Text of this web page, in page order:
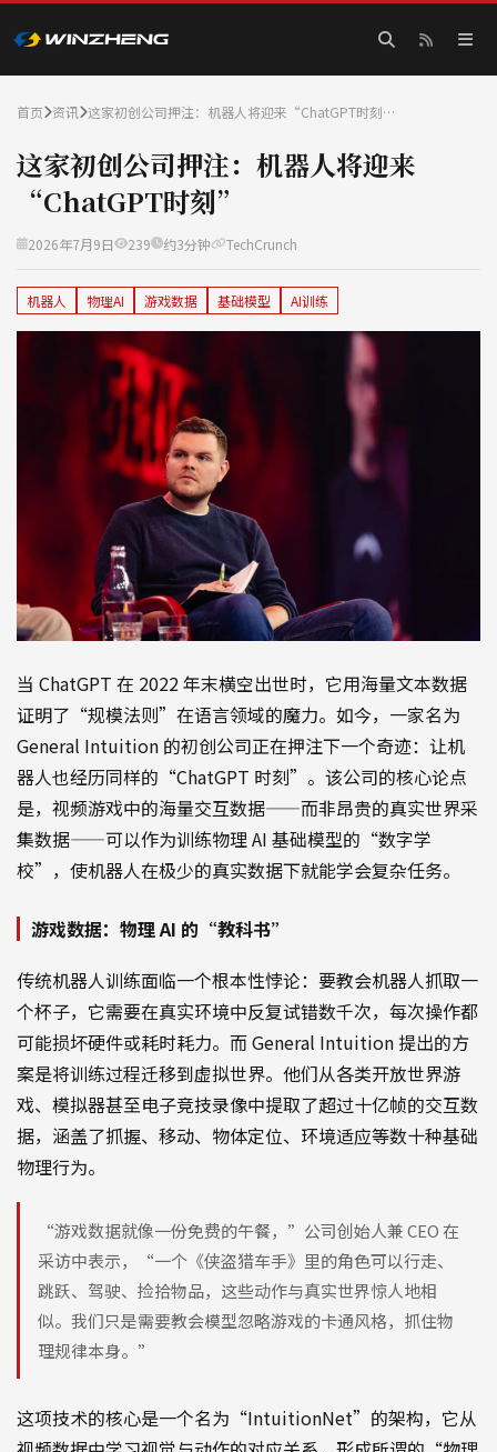
首页 资讯 这家初创公司押注：机器人将迎来“ChatGPT时刻…
这家初创公司押注：机器人将迎来
“ChatGPT时刻”
2026年7月9日 239 约3分钟 TechCrunch
机器人 物理AI 游戏数据 基础模型 AI训练
当 ChatGPT 在 2022 年末横空出世时，它用海量文本数据
证明了“规模法则”在语言领域的魔力。如今，一家名为
General Intuition 的初创公司正在押注下一个奇迹：让机
器人也经历同样的“ChatGPT 时刻”。该公司的核心论点
是，视频游戏中的海量交互数据——而非昂贵的真实世界采
集数据——可以作为训练物理 AI 基础模型的“数字学
校”，使机器人在极少的真实数据下就能学会复杂任务。
游戏数据：物理 AI 的“教科书”
传统机器人训练面临一个根本性悖论：要教会机器人抓取一
个杯子，它需要在真实环境中反复试错数千次，每次操作都
可能损坏硬件或耗时耗力。而 General Intuition 提出的方
案是将训练过程迁移到虚拟世界。他们从各类开放世界游
戏、模拟器甚至电子竞技录像中提取了超过十亿帧的交互数
据，涵盖了抓握、移动、物体定位、环境适应等数十种基础
物理行为。
“游戏数据就像一份免费的午餐，”公司创始人兼 CEO 在
采访中表示，“一个《侠盗猎车手》里的角色可以行走、
跳跃、驾驶、捡拾物品，这些动作与真实世界惊人地相
似。我们只是需要教会模型忽略游戏的卡通风格，抓住物
理规律本身。”
这项技术的核心是一个名为“IntuitionNet”的架构，它从